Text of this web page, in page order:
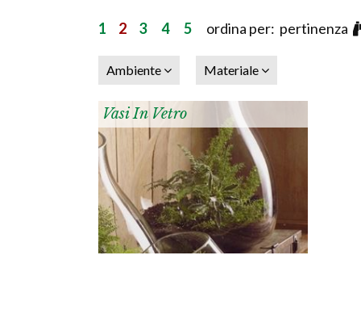
1 2 3 4 5 ordina per: pertinenza
Ambiente Materiale
Vasi In Vetro